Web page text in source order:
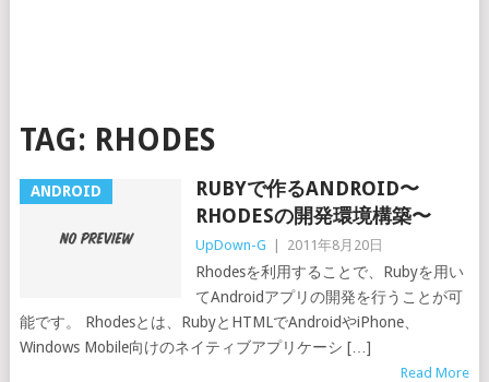
TAG: RHODES
ANDROID
RUBYで作るANDROID〜
RHODESの開発環境構築〜
UpDown-G 2011年8月20日
Rhodesを利用することで、Rubyを用い
てAndroidアプリの開発を行うことが可
能です。 Rhodesとは、RubyとHTMLでAndroidやiPhone、
Windows Mobile向けのネイティブアプリケーシ […]
Read More